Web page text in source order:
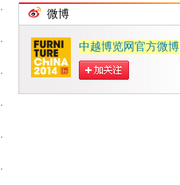
微博
中越博览网官方微博